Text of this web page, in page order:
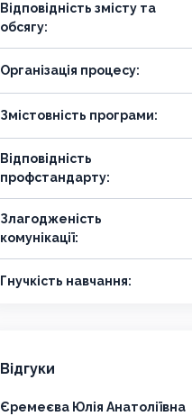
Відповідність змісту та
обсягу:
Організація процесу:
Змістовність програми:
Відповідність
профстандарту:
Злагодженість
комунікації:
Гнучкість навчання:
Відгуки
Єремеєва Юлія Анатоліївна